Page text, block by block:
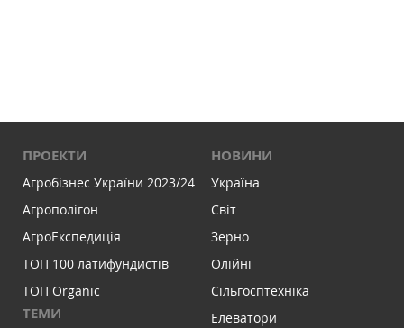
ПРОЕКТИ
Агробізнес України 2023/24
Агрополігон
АгроЕкспедиція
ТОП 100 латифундистів
ТОП Organic
ТЕМИ
НОВИНИ
Україна
Світ
Зерно
Олійні
Сільгосптехніка
Елеватори